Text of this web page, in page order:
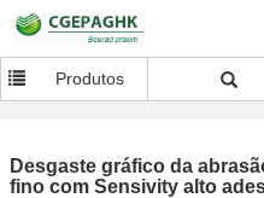
Produtos
Desgaste gráfico da
fino com Sensivity alto